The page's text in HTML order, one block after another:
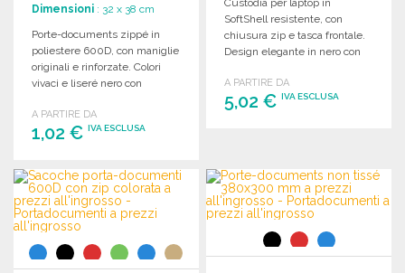
Dimensioni : 32 x 38 cm
Porte-documents zippé in
poliestere 600D, con maniglie
originali e rinforzate. Colori
vivaci e liseré nero con
A PARTIRE DA
1,02 € IVA ESCLUSA
ORDINARE
Richiedi un preventivo
Custodia per laptop in
SoftShell resistente, con
chiusura zip e tasca frontale.
Design elegante in nero con
A PARTIRE DA
5,02 €IVA ESCLUSA
Richiedi un preventivo